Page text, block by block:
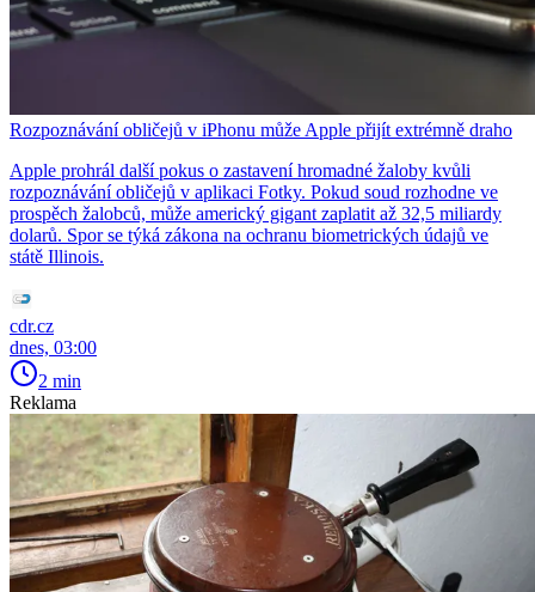
Rozpoznávání obličejů v iPhonu může Apple přijít extrémně draho
Apple prohrál další pokus o zastavení hromadné žaloby kvůli
rozpoznávání obličejů v aplikaci Fotky. Pokud soud rozhodne ve
prospěch žalobců, může americký gigant zaplatit až 32,5 miliardy
dolarů. Spor se týká zákona na ochranu biometrických údajů ve
státě Illinois.
cdr.cz
dnes, 03:00
2 min
Reklama